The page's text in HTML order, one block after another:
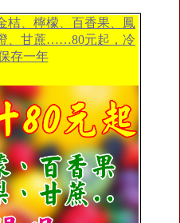
桔、檸檬、百香果、鳳
、甘蔗……80元起，冷
存一年